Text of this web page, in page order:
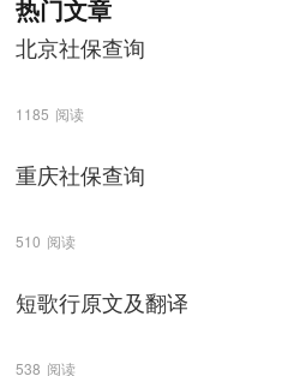
热门文章
北京社保查询
1185 阅读
重庆社保查询
510 阅读
短歌行原文及翻译
538 阅读